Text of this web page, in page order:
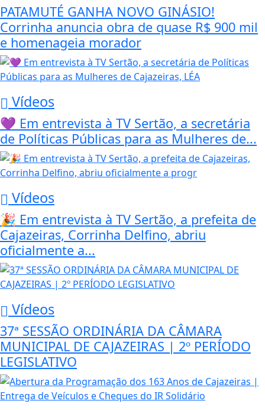
PATAMUTÉ GANHA NOVO GINÁSIO!
Corrinha anuncia obra de quase R$ 900 mil
e homenageia morador
Vídeos
💜 Em entrevista à TV Sertão, a secretária
de Políticas Públicas para as Mulheres de...
Vídeos
🎉 Em entrevista à TV Sertão, a prefeita de
Cajazeiras, Corrinha Delfino, abriu
oficialmente a...
Vídeos
37ª SESSÃO ORDINÁRIA DA CÂMARA
MUNICIPAL DE CAJAZEIRAS | 2º PERÍODO
LEGISLATIVO